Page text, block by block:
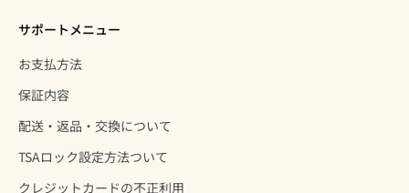
サポートメニュー
お支払方法
保証内容
配送・返品・交換について
TSAロック設定方法ついて
クレジットカードの不正利用